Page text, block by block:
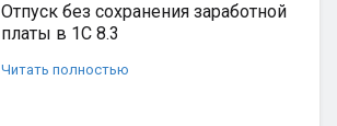
Отпуск без сохранения заработной
платы в 1С 8.3
Читать полностью